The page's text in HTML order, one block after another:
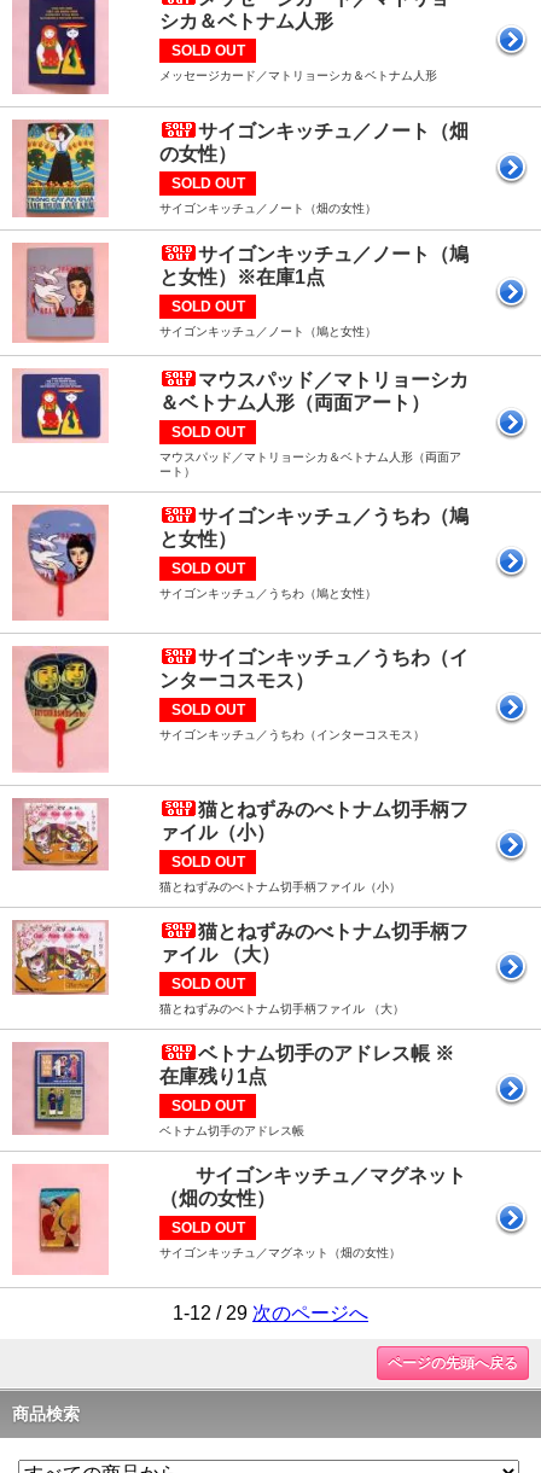
シカ＆ベトナム人形
SOLD OUT
メッセージカード／マトリョーシカ＆ベトナム人形
サイゴンキッチュ／ノート（畑
の女性）
SOLD OUT
サイゴンキッチュ／ノート（畑の女性）
サイゴンキッチュ／ノート（鳩
と女性）※在庫1点
SOLD OUT
サイゴンキッチュ／ノート（鳩と女性）
マウスパッド／マトリョーシカ
＆ベトナム人形（両面アート）
SOLD OUT
マウスパッド／マトリョーシカ＆ベトナム人形（両面ア
ート）
サイゴンキッチュ／うちわ（鳩
と女性）
SOLD OUT
サイゴンキッチュ／うちわ（鳩と女性）
サイゴンキッチュ／うちわ（イ
ンターコスモス）
SOLD OUT
サイゴンキッチュ／うちわ（インターコスモス）
猫とねずみのべトナム切手柄フ
ァイル（小）
SOLD OUT
猫とねずみのべトナム切手柄ファイル（小）
猫とねずみのべトナム切手柄フ
ァイル （大）
SOLD OUT
猫とねずみのべトナム切手柄ファイル （大）
ベトナム切手のアドレス帳 ※
在庫残り1点
SOLD OUT
ベトナム切手のアドレス帳
サイゴンキッチュ／マグネット
（畑の女性）
SOLD OUT
サイゴンキッチュ／マグネット（畑の女性）
1-12 / 29 次のページへ
ページの先頭へ戻る
商品検索